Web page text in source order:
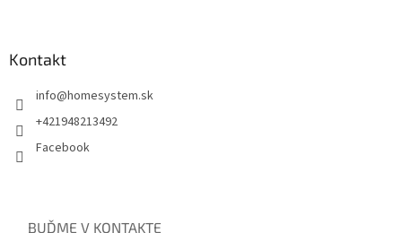
Kontakt
info@homesystem.sk
+421948213492
Facebook
BUĎME V KONTAKTE